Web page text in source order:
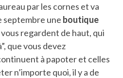
GRONDIN FOURRÉ AUX
CHAMPIGNONS ET AUX
par les cornes et va
septembre une boutique
regardent de haut, qui
que vous devez
à papoter et celles
n’importe quoi, il y a de